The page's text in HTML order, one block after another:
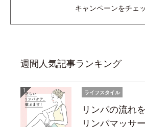
キャンペーンをチェ
週間人気記事ランキング
ライフスタイル
リンパの流れ
リンパマッサ